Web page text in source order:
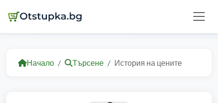
Начало Търсене История на цените